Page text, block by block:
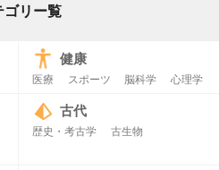
ゴリー覧
健康
医療 スポーツ 脳科学 心理学
古代
歴史・考古学 古生物